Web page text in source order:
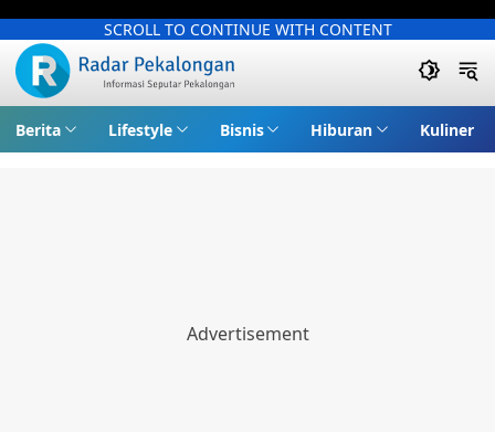
SCROLL TO CONTINUE WITH CONTENT
Berita Lifestyle Bisnis Hiburan Kuliner